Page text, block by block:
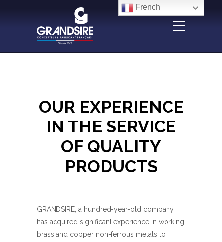
OUR EXPERIENCE
IN THE SERVICE
OF QUALITY
PRODUCTS
GRANDSIRE, a hundred-year-old company,
has acquired significant experience in working
brass and copper non-ferrous metals to
French